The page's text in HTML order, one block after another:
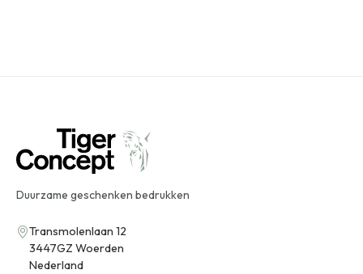
Duurzame geschenken bedrukken
Transmolenlaan 12
3447GZ Woerden
Nederland